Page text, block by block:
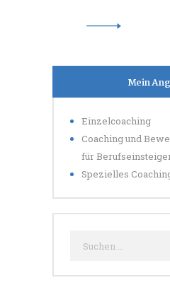
Mein
Einzelcoaching
Coaching und
für
Spezielles